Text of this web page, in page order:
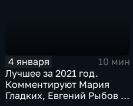
4 января
10 мин
Лучшее за 2021 год.
Комментируют Мария
Гладких, Евгений Рыбов и